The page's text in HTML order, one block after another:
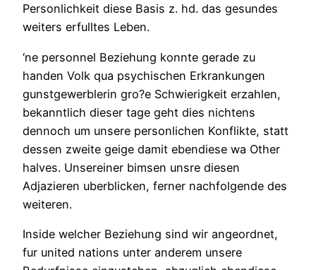
Personlichkeit diese Basis z. hd. das gesundes
weiters erfulltes Leben.
‘ne personnel Beziehung konnte gerade zu
handen Volk qua psychischen Erkrankungen
gunstgewerblerin gro?e Schwierigkeit erzahlen,
bekanntlich dieser tage geht dies nichtens
dennoch um unsere personlichen Konflikte, statt
dessen zweite geige damit ebendiese wa Other
halves. Unsereiner bimsen unsre diesen
Adjazieren uberblicken, ferner nachfolgende des
weiteren.
Inside welcher Beziehung sind wir angeordnet,
fur united nations unter anderem unsere